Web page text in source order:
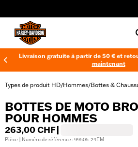
Livraison gratuite à partir de 50 € et
maintenant
Types de produit HD/Hommes/Bottes &
BOTTES DE MOTO
POUR HOMMES
263,00 CHF
Pièce | Numéro de référence : 99505-24EM